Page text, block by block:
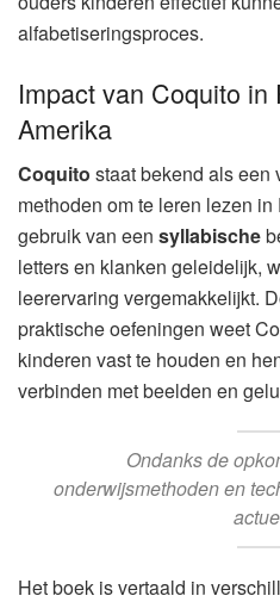
alfabetiseringsproces.
Impact van Coquito in
Amerika
Coquito staat bekend als een
methoden om te leren lezen
gebruik van een syllabische
letters en klanken geleidelijk,
leerervaring vergemakkelijkt.
praktische oefeningen weet
kinderen vast te houden en
verbinden met beelden en
Ondanks de
onderwijsmethoden en
Het boek is vertaald in